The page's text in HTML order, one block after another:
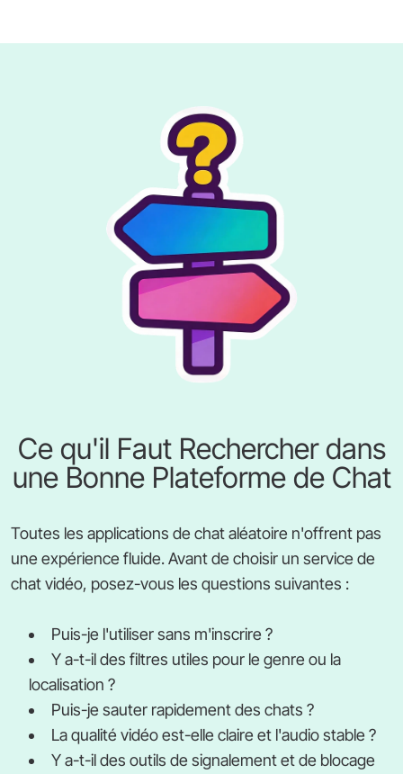
Ce qu'il Faut Rechercher dans
une Bonne Plateforme de Chat
Toutes les applications de chat aléatoire n'offrent pas
une expérience fluide. Avant de choisir un service de
chat vidéo, posez-vous les questions suivantes :
Puis-je l'utiliser sans m'inscrire ?
Y a-t-il des filtres utiles pour le genre ou la
localisation ?
Puis-je sauter rapidement des chats ?
La qualité vidéo est-elle claire et l'audio stable ?
Y a-t-il des outils de signalement et de blocage